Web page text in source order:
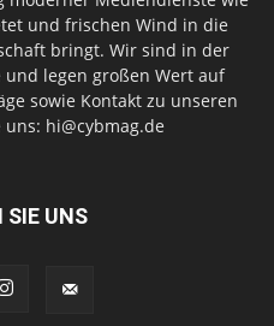
und frischen Wind in die
bringt. Wir sind in der
und legen großen Wert auf
sowie Kontakt zu unseren
hi@cybmag.de
SIE UNS